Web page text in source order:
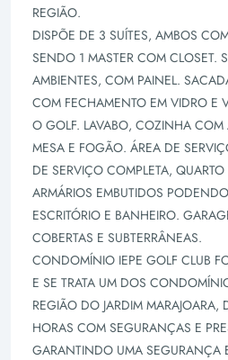
REGIÃO.
DISPÕE DE 3 SUÍTES, AMBOS
SENDO 1 MASTER COM CLOSET.
AMBIENTES, COM PAINEL.
COM FECHAMENTO EM VIDRO E
O GOLF. LAVABO, COZINHA COM
MESA E FOGÃO. ÁREA DE
DE SERVIÇO COMPLETA,
ARMÁRIOS EMBUTIDOS
ESCRITÓRIO E BANHEIRO.
COBERTAS E SUBTERRÂNEAS.
CONDOMÍNIO IEPE GOLF CLUB
E SE TRATA UM DOS
REGIÃO DO JARDIM MARAJOARA,
HORAS COM SEGURANÇAS E
GARANTINDO UMA SEGURANÇA